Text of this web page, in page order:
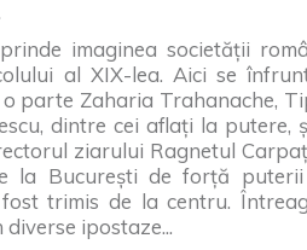
imaginea societății
al XIX-lea. Aici se
parte Zaharia Trahanache,
dintre cei aflați la putere,
ziarului Ragnetul
la București de forță
trimis de la centru.
ipostaze...